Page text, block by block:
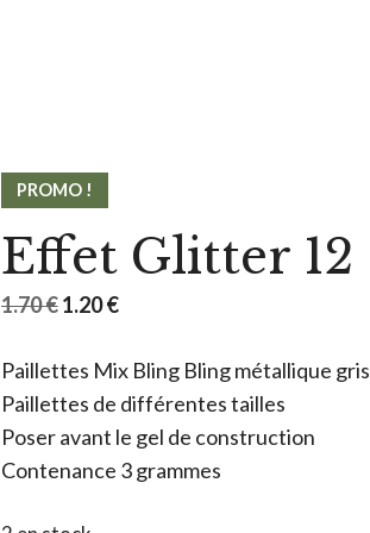
PROMO !
Effet Glitter 12
1.70€ Le
initial
était :
1.70 €.
1.20€Le
actuel
est :
1.20 €.
Paillettes Mix Bling Bling métallique gris
Paillettes de différentes tailles
Poser avant le gel de construction
Contenance 3 grammes